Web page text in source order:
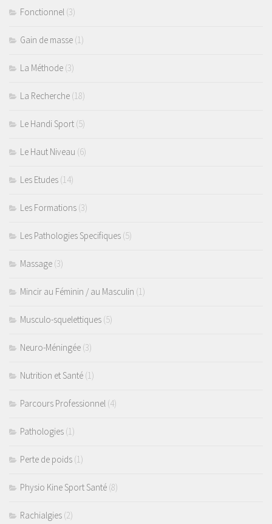
Coaching Santé
Fonctionnel (3)
Gain de masse (1)
La Méthode (3)
La Recherche (18)
Le Handi Sport (5)
Le Haut Niveau (6)
Les Etudes (14)
Les Formations (3)
Les Pathologies Specifiques (5)
Massage (3)
Mincir au Féminin / au Masculin (1)
Musculo-squelettiques (5)
Neuro-Méningée (3)
Nutrition et Santé (1)
Parcours Professionnel (4)
Pathologies (1)
Perte de poids (1)
Physio Kine Sport Santé (8)
Rachialgies (2)